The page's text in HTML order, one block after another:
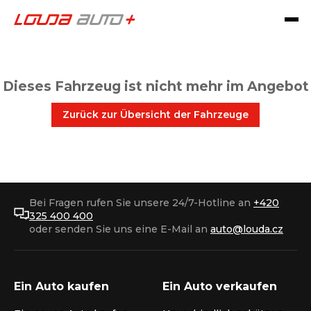
Dieses Fahrzeug ist nicht mehr im Angebot
Zurück zur Übersicht der Fahrzeuge
Bei Fragen rufen Sie unsere 24/7-Hotline an +420
325 400 400
oder senden Sie uns eine E-Mail an auto@louda.cz
Ein Auto kaufen Ein Auto verkaufen